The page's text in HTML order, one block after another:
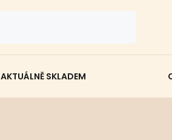
AKTUÁLNĚ SKLADEM